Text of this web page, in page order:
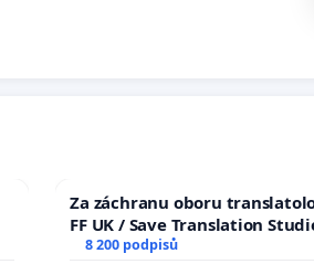
Za záchranu oboru
FF UK / Save Translation
the Faculty of Arts, Charles
8 200 podpisů